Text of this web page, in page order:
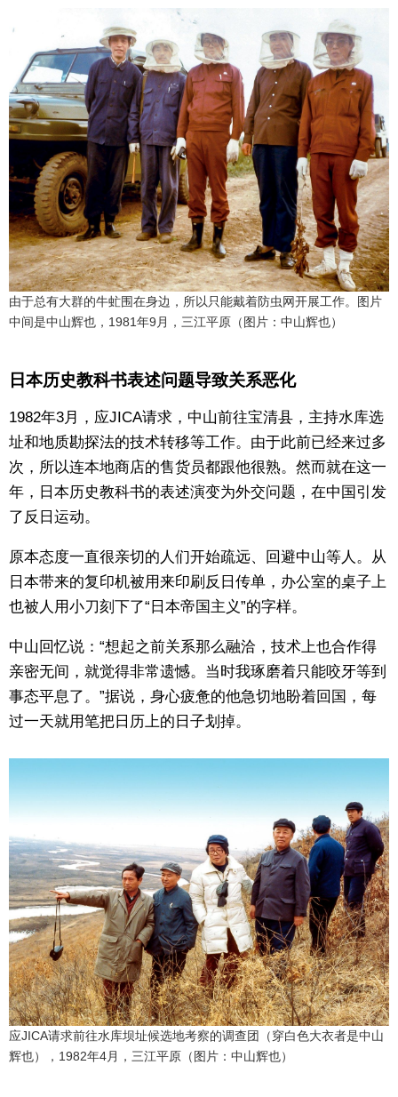
由于总有大群的牛虻围在身边，所以只能戴着防虫网开展工作。图片
中间是中山辉也，1981年9月，三江平原（图片：中山辉也）
日本历史教科书表述问题导致关系恶化
1982年3月，应JICA请求，中山前往宝清县，主持水库选
址和地质勘探法的技术转移等工作。由于此前已经来过多
次，所以连本地商店的售货员都跟他很熟。然而就在这一
年，日本历史教科书的表述演变为外交问题，在中国引发
了反日运动。
原本态度一直很亲切的人们开始疏远、回避中山等人。从
日本带来的复印机被用来印刷反日传单，办公室的桌子上
也被人用小刀刻下了“日本帝国主义”的字样。
中山回忆说：“想起之前关系那么融洽，技术上也合作得
亲密无间，就觉得非常遗憾。当时我琢磨着只能咬牙等到
事态平息了。”据说，身心疲惫的他急切地盼着回国，每
过一天就用笔把日历上的日子划掉。
应JICA请求前往水库坝址候选地考察的调查团（穿白色大衣者是中山
辉也），1982年4月，三江平原（图片：中山辉也）